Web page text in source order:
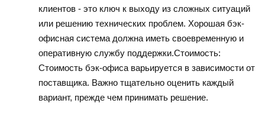
клиентов - это ключ к выходу из сложных ситуаций
или решению технических проблем. Хорошая бэк-
офисная система должна иметь своевременную и
оперативную службу поддержки.Стоимость:
Стоимость бэк-офиса варьируется в зависимости от
поставщика. Важно тщательно оценить каждый
вариант, прежде чем принимать решение.